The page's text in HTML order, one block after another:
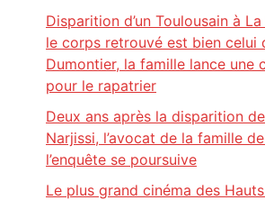
Disparition d’un Toulousain à La
le corps retrouvé est bien celui
Dumontier, la famille lance une
pour le rapatrier
Deux ans après la disparition
Narjissi, l’avocat de la famille
l’enquête se poursuive
Le plus grand cinéma des